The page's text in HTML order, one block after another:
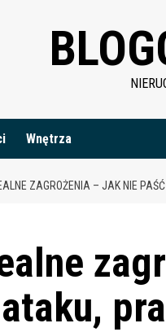
Wnętrza
ZAGROŻENIA – JAK NIE